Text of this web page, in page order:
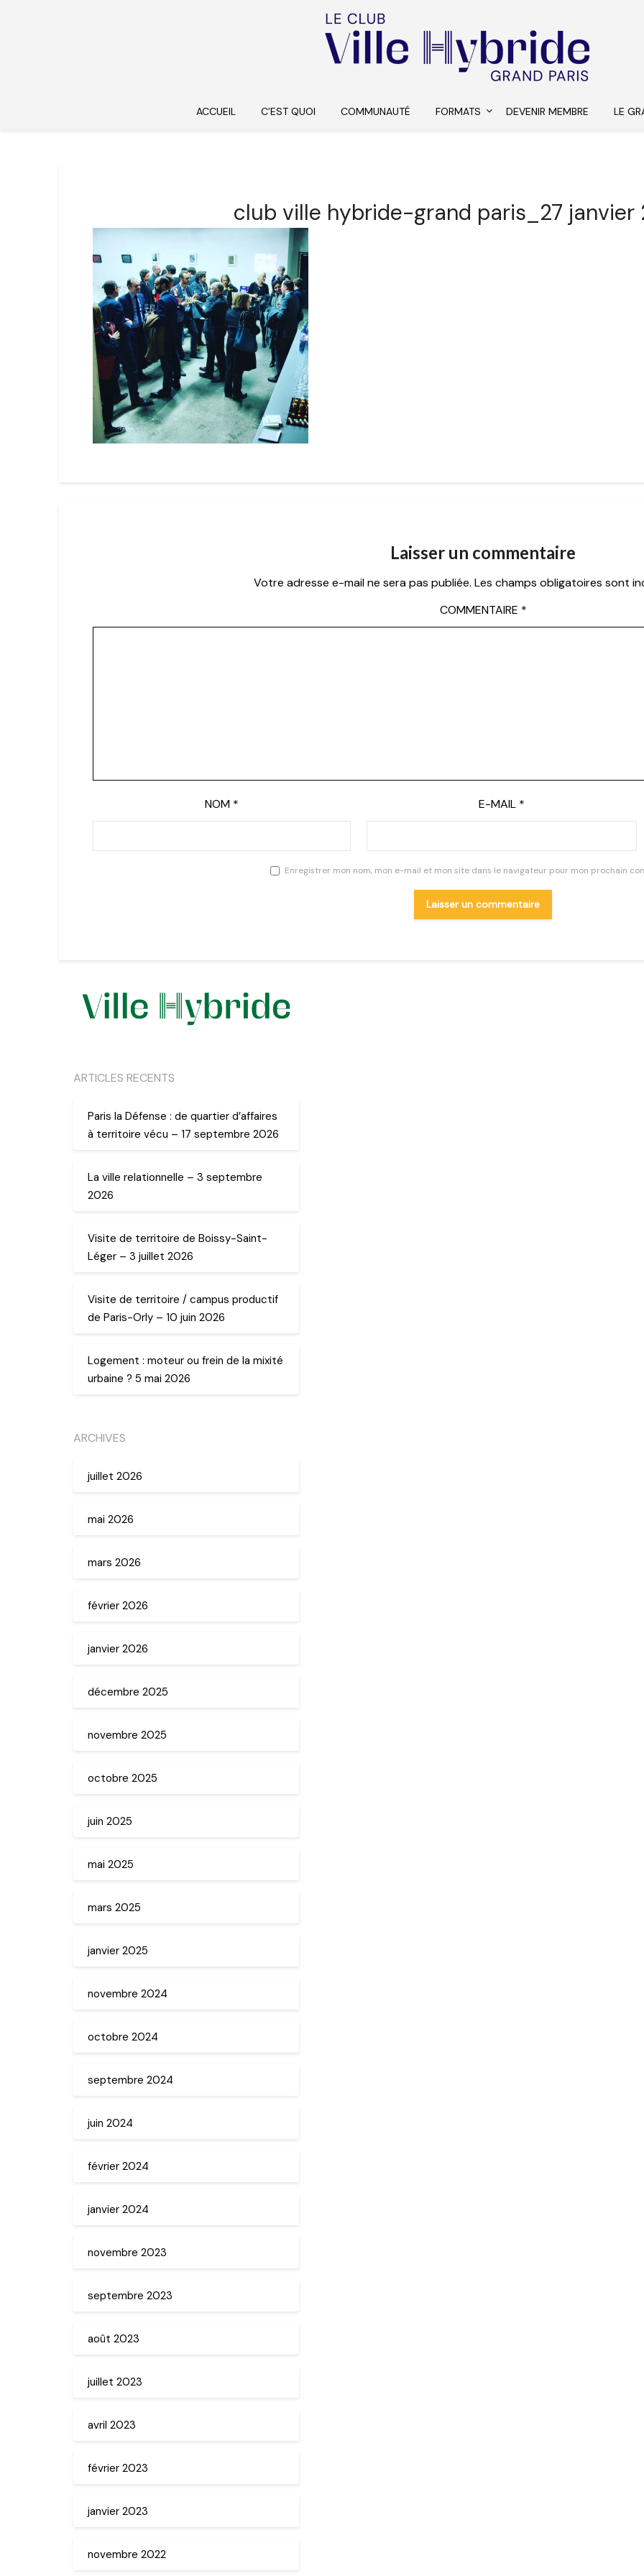
ACCUEIL C’EST QUOI COMMUNAUTÉ FORMATS DEVENIR MEMBRE LE
club ville hybride-grand paris_27 janvier
Laisser un commentaire
Votre adresse e-mail ne sera pas publiée. Les champs obligatoires sont
COMMENTAIRE *
NOM * E-MAIL *
Enregistrer mon nom, mon e-mail et mon site dans le navigateur pour mon prochain
ARTICLES RECENTS
Paris la Défense : de quartier d’affaires
à territoire vécu – 17 septembre 2026
La ville relationnelle – 3 septembre
2026
Visite de territoire de Boissy-Saint-
Léger – 3 juillet 2026
Visite de territoire / campus productif
de Paris-Orly – 10 juin 2026
Logement : moteur ou frein de la mixité
urbaine ? 5 mai 2026
ARCHIVES
juillet 2026
mai 2026
mars 2026
février 2026
janvier 2026
décembre 2025
novembre 2025
octobre 2025
juin 2025
mai 2025
mars 2025
janvier 2025
novembre 2024
octobre 2024
septembre 2024
juin 2024
février 2024
janvier 2024
novembre 2023
septembre 2023
août 2023
juillet 2023
avril 2023
février 2023
janvier 2023
novembre 2022